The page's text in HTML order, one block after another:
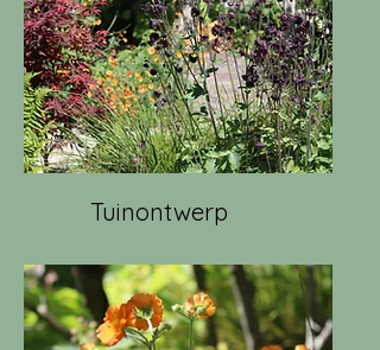
Tuinontwerp